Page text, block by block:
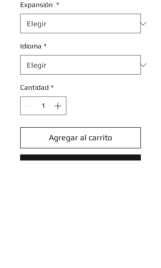
Expansión *
Idioma *
Cantidad *
Agregar al carrito